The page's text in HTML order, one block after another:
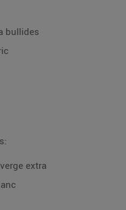
bullides
extra